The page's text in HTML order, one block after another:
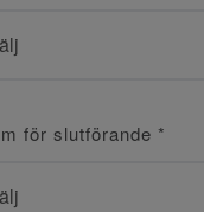
för slutförande *